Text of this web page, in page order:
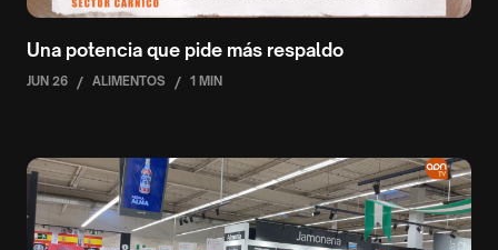
Una potencia que pide más respaldo
JUN 26 / ALIMENTOS / 1 MIN